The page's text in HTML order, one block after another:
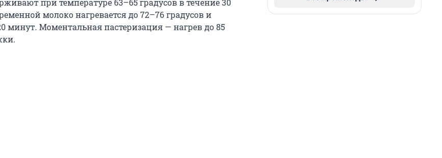
при температуре 63–65 градусов в течение 30
молоко нагревается до 72–76 градусов и
минут. Моментальная пастеризация — нагрев до 85